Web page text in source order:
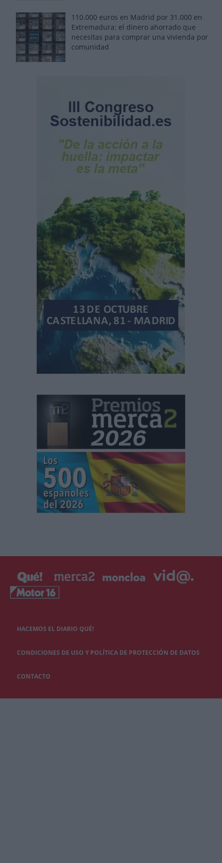
110.000 euros en Madrid por 31.000 en
Extremadura: el dinero ahorrado que
necesitas para comprar una vivienda por
comunidad
HACEMOS EL DIARIO QUÉ!
CONDICIONES DE USO Y POLÍTICA DE PROTECCIÓN DE DATOS
CONTACTO